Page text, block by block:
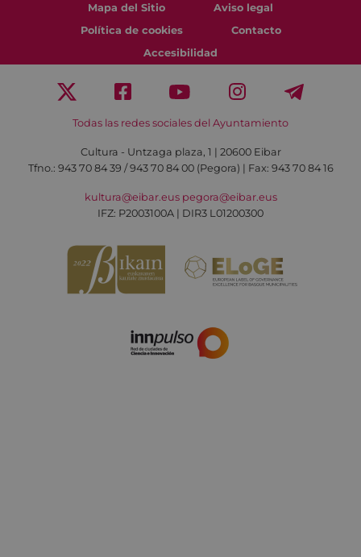
Mapa del Sitio
Aviso legal
Política de cookies
Contacto
Accesibilidad
Todas las redes sociales del Ayuntamiento
Cultura - Untzaga plaza, 1 | 20600 Eibar
Tfno.: 943 70 84 39 / 943 70 84 00 (Pegora) | Fax: 943 70 84 16
kultura@eibar.eus pegora@eibar.eus
IFZ: P2003100A | DIR3 L01200300